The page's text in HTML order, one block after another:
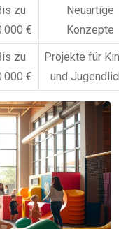
zu
€
Neuartige
Konzepte
zu
€
Projekte für
und